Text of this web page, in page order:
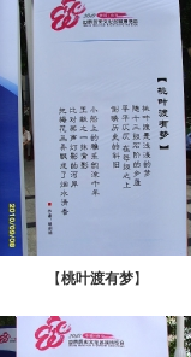
【桃叶渡有梦】